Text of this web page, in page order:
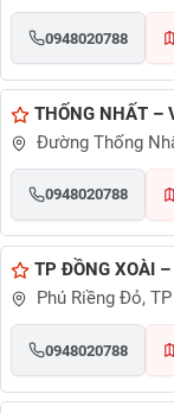
0948020788
THỐNG NHẤT –
Đường Thống
0948020788
TP ĐỒNG XOÀI
Phú Riềng Đỏ,
0948020788